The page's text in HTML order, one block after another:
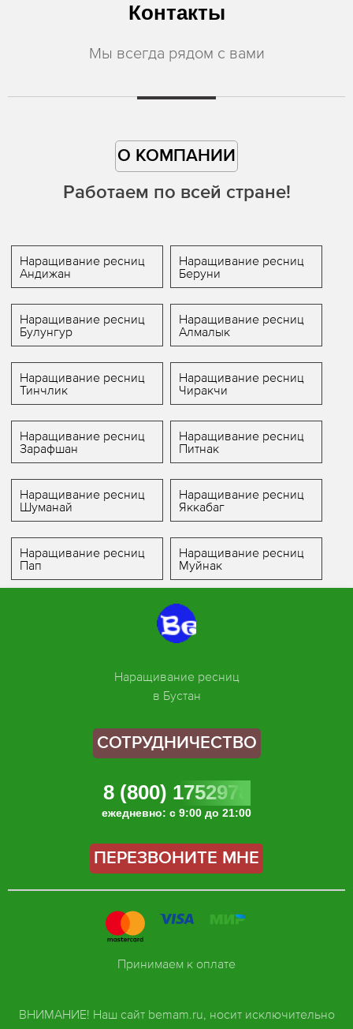
Контакты
Мы всегда рядом с вами
О КОМПАНИИ
Работаем по всей стране!
Наращивание ресниц
Андижан
Наращивание ресниц
Беруни
Наращивание ресниц
Булунгур
Наращивание ресниц
Алмалык
Наращивание ресниц
Тинчлик
Наращивание ресниц
Чиракчи
Наращивание ресниц
Зарафшан
Наращивание ресниц
Питнак
Наращивание ресниц
Шуманай
Наращивание ресниц
Яккабаг
Наращивание ресниц
Пап
Наращивание ресниц
Муйнак
Наращивание ресниц
в Бустан
СОТРУДНИЧЕСТВО
8 (800) 1752978
ежедневно: с 9:00 до 21:00
ПЕРЕЗВОНИТЕ МНЕ
ВНИМАНИЕ! Наш сайт bemam.ru, носит исключительно
Принимаем к оплате